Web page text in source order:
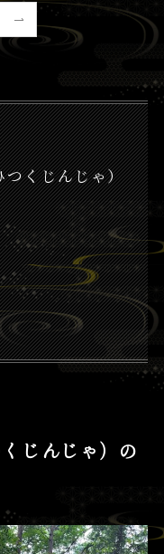
つくじんじゃ）
じんじゃ）の